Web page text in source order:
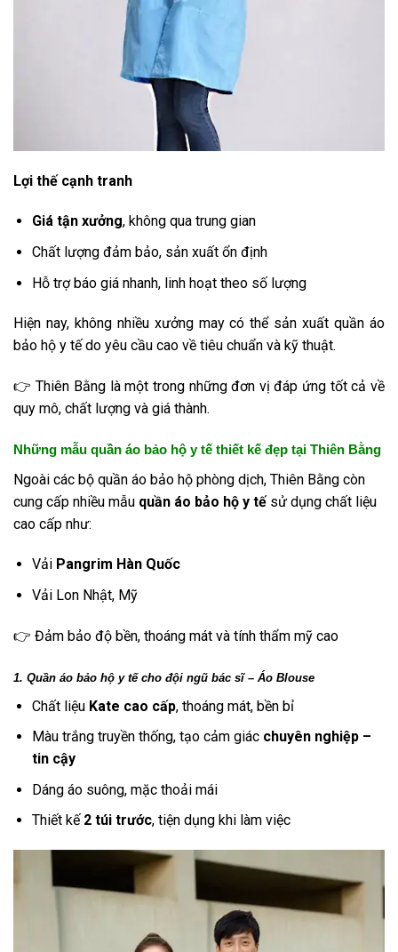
Lợi thế cạnh tranh
Giá tận xưởng, không qua trung gian
Chất lượng đảm bảo, sản xuất ổn định
Hỗ trợ báo giá nhanh, linh hoạt theo số lượng
Hiện nay, không nhiều xưởng may có thể sản xuất quần áo
bảo hộ y tế do yêu cầu cao về tiêu chuẩn và kỹ thuật.
👉 Thiên Bằng là một trong những đơn vị đáp ứng tốt cả về
quy mô, chất lượng và giá thành.
Những mẫu quần áo bảo hộ y tế thiết kế đẹp tại Thiên Bằng
Ngoài các bộ quần áo bảo hộ phòng dịch, Thiên Bằng còn
cung cấp nhiều mẫu quần áo bảo hộ y tếsử dụng chất liệu
cao cấp như:
Vải Pangrim Hàn Quốc
Vải Lon Nhật, Mỹ
👉 Đảm bảo độ bền, thoáng mát và tính thẩm mỹ cao
1. Quần áo bảo hộ y tế cho đội ngũ bác sĩ – Áo Blouse
Chất liệu Kate cao cấp, thoáng mát, bền bỉ
Màu trắng truyền thống, tạo cảm giác chuyên nghiệp –
tin cậy
Dáng áo suông, mặc thoải mái
Thiết kế 2 túi trước, tiện dụng khi làm việc